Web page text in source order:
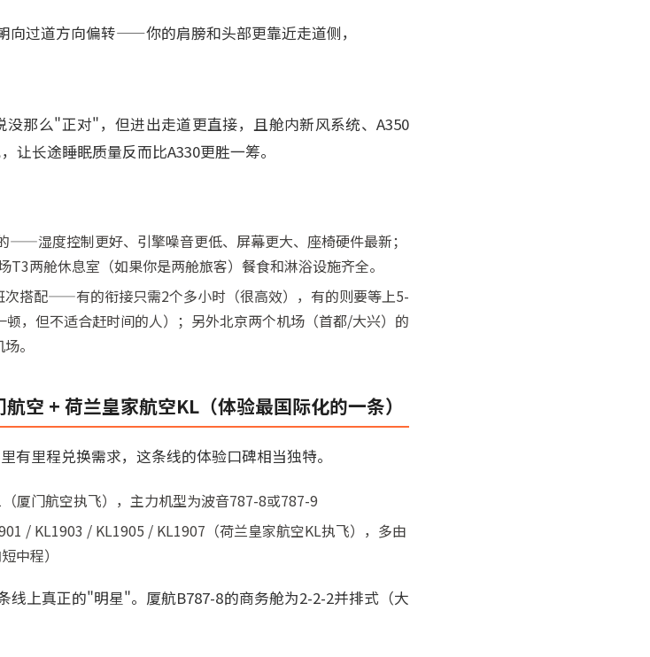
向过道方向偏转——你的肩膀和头部更靠近走道侧，
那么"正对"，但进出走道更直接，且舱内新风系统、A350
让长途睡眠质量反而比A330更胜一筹。
——湿度控制更好、引擎噪音更低、屏幕更大、座椅硬件最新；
两舱休息室（如果你是两舱旅客）餐食和淋浴设施齐全。
搭配——有的衔接只需2个多小时（很高效），有的则要等上5-
，但不适合赶时间的人）；另外北京两个机场（首都/大兴）的
。
+ 荷兰皇家航空KL（体验最国际化的一条）
里程兑换需求，这条线的体验口碑相当独特。
厦门航空执飞），主力机型为波音787-8或787-9
/ KL1903 / KL1905 / KL1907（荷兰皇家航空KL执飞），多由
中程）
线上真正的"明星"。厦航B787-8的商务舱为2-2-2并排式（大